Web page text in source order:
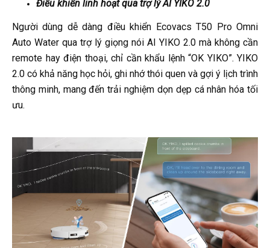
Điều khiển linh hoạt qua trợ lý AI YIKO 2.0
Người dùng dễ dàng điều khiển Ecovacs T50 Pro Omni
Auto Water qua trợ lý giọng nói AI YIKO 2.0 mà không cần
remote hay điện thoại, chỉ cần khẩu lệnh “OK YIKO”. YIKO
2.0 có khả năng học hỏi, ghi nhớ thói quen và gợi ý lịch trình
thông minh, mang đến trải nghiệm dọn dẹp cá nhân hóa tối
ưu.